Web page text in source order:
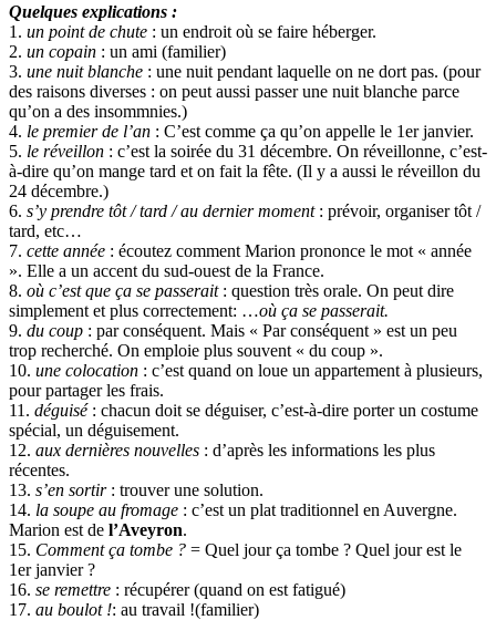
Quelques explications :
1. un point de chute : un endroit où se faire héberger.
2. un copain : un ami (familier)
3. une nuit blanche : une nuit pendant laquelle on ne dort pas. (pour
des raisons diverses : on peut aussi passer une nuit blanche parce
qu’on a des insommnies.)
4. le premier de l’an : C’est comme ça qu’on appelle le 1er janvier.
5. le réveillon : c’est la soirée du 31 décembre. On réveillonne, c’est-
à-dire qu’on mange tard et on fait la fête. (Il y a aussi le réveillon du
24 décembre.)
6. s’y prendre tôt / tard / au dernier moment: prévoir, organiser tôt /
tard, etc…
7. cette année : écoutez comment Marion prononce le mot « année
». Elle a un accent du sud-ouest de la France.
8. où c’est que ça se passerait: question très orale. On peut dire
simplement et plus correctement: …où ça se passerait.
9. du coup : par conséquent. Mais « Par conséquent » est un peu
trop recherché. On emploie plus souvent « du coup ».
10. une colocation : c’est quand on loue un appartement à plusieurs,
pour partager les frais.
11. déguisé: chacun doit se déguiser, c’est-à-dire porter un costume
spécial, un déguisement.
12. aux dernières nouvelles : d’après les informations les plus
récentes.
13. s’en sortir: trouver une solution.
14. la soupe au fromage : c’est un plat traditionnel en Auvergne.
Marion est de l’Aveyron.
15. Comment ça tombe ? = Quel jour ça tombe ? Quel jour est le
1er janvier ?
16. se remettre : récupérer (quand on est fatigué)
17. au boulot !: au travail !(familier)